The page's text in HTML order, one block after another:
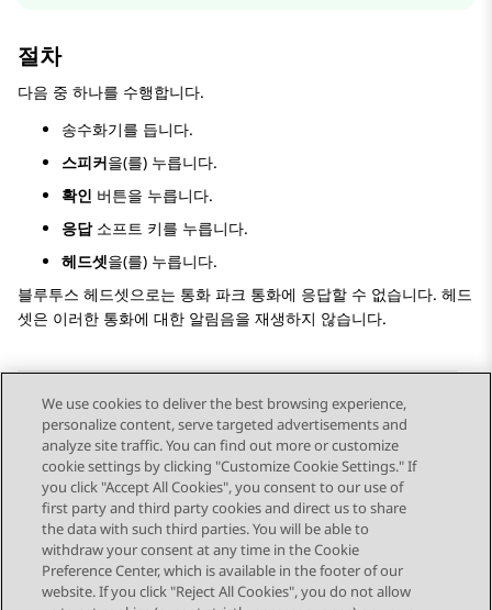
절차
다음 중 하나를 수행합니다.
송수화기를 듭니다.
스피커을(를) 누릅니다.
확인 버튼을 누릅니다.
응답소프트 키를 누릅니다.
헤드셋을(를) 누릅니다.
블루투스 헤드셋으로는 통화 파크 통화에 응답할 수 없습니다. 헤드
셋은 이러한 통화에 대한 알림음을 재생하지 않습니다.
Send Feedback
Topic navigation
이전 항목
We use cookies to deliver the best browsing experience,
personalize content, serve targeted advertisements and
analyze site traffic. You can find out more or customize
cookie settings by clicking "Customize Cookie Settings." If
you click "Accept All Cookies", you consent to our use of
first party and third party cookies and direct us to share
the data with such third parties. You will be able to
withdraw your consent at any time in the Cookie
Preference Center, which is available in the footer of our
website. If you click "Reject All Cookies", you do not allow